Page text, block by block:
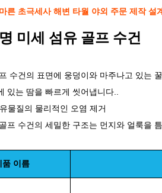
른 초극세사 해변 타월 야외 주문 제작 설
미세 섬유 골프 수건
수건의 표면에 웅덩이와 마주나고 있는
있는 땀을 빠르게 씻어냅니다..
물질의 물리적인 오염 제거
프 수건의 세밀한 구조는 먼지와 얼룩을
품 이름